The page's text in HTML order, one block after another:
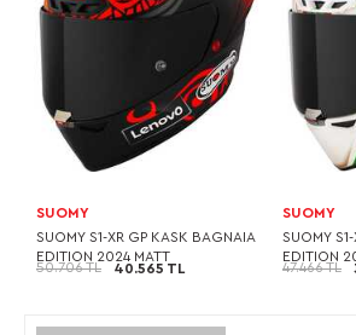
SUOMY
SUOMY S1-XR GP KASK BAGNAIA
EDITION 2024 MATT
50.706 TL 40.565 TL
SUOMY
SUOMY
EDITION
47.466 TL